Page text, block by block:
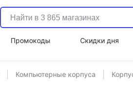
Промокоды Скидки дня
Компьютерные корпуса